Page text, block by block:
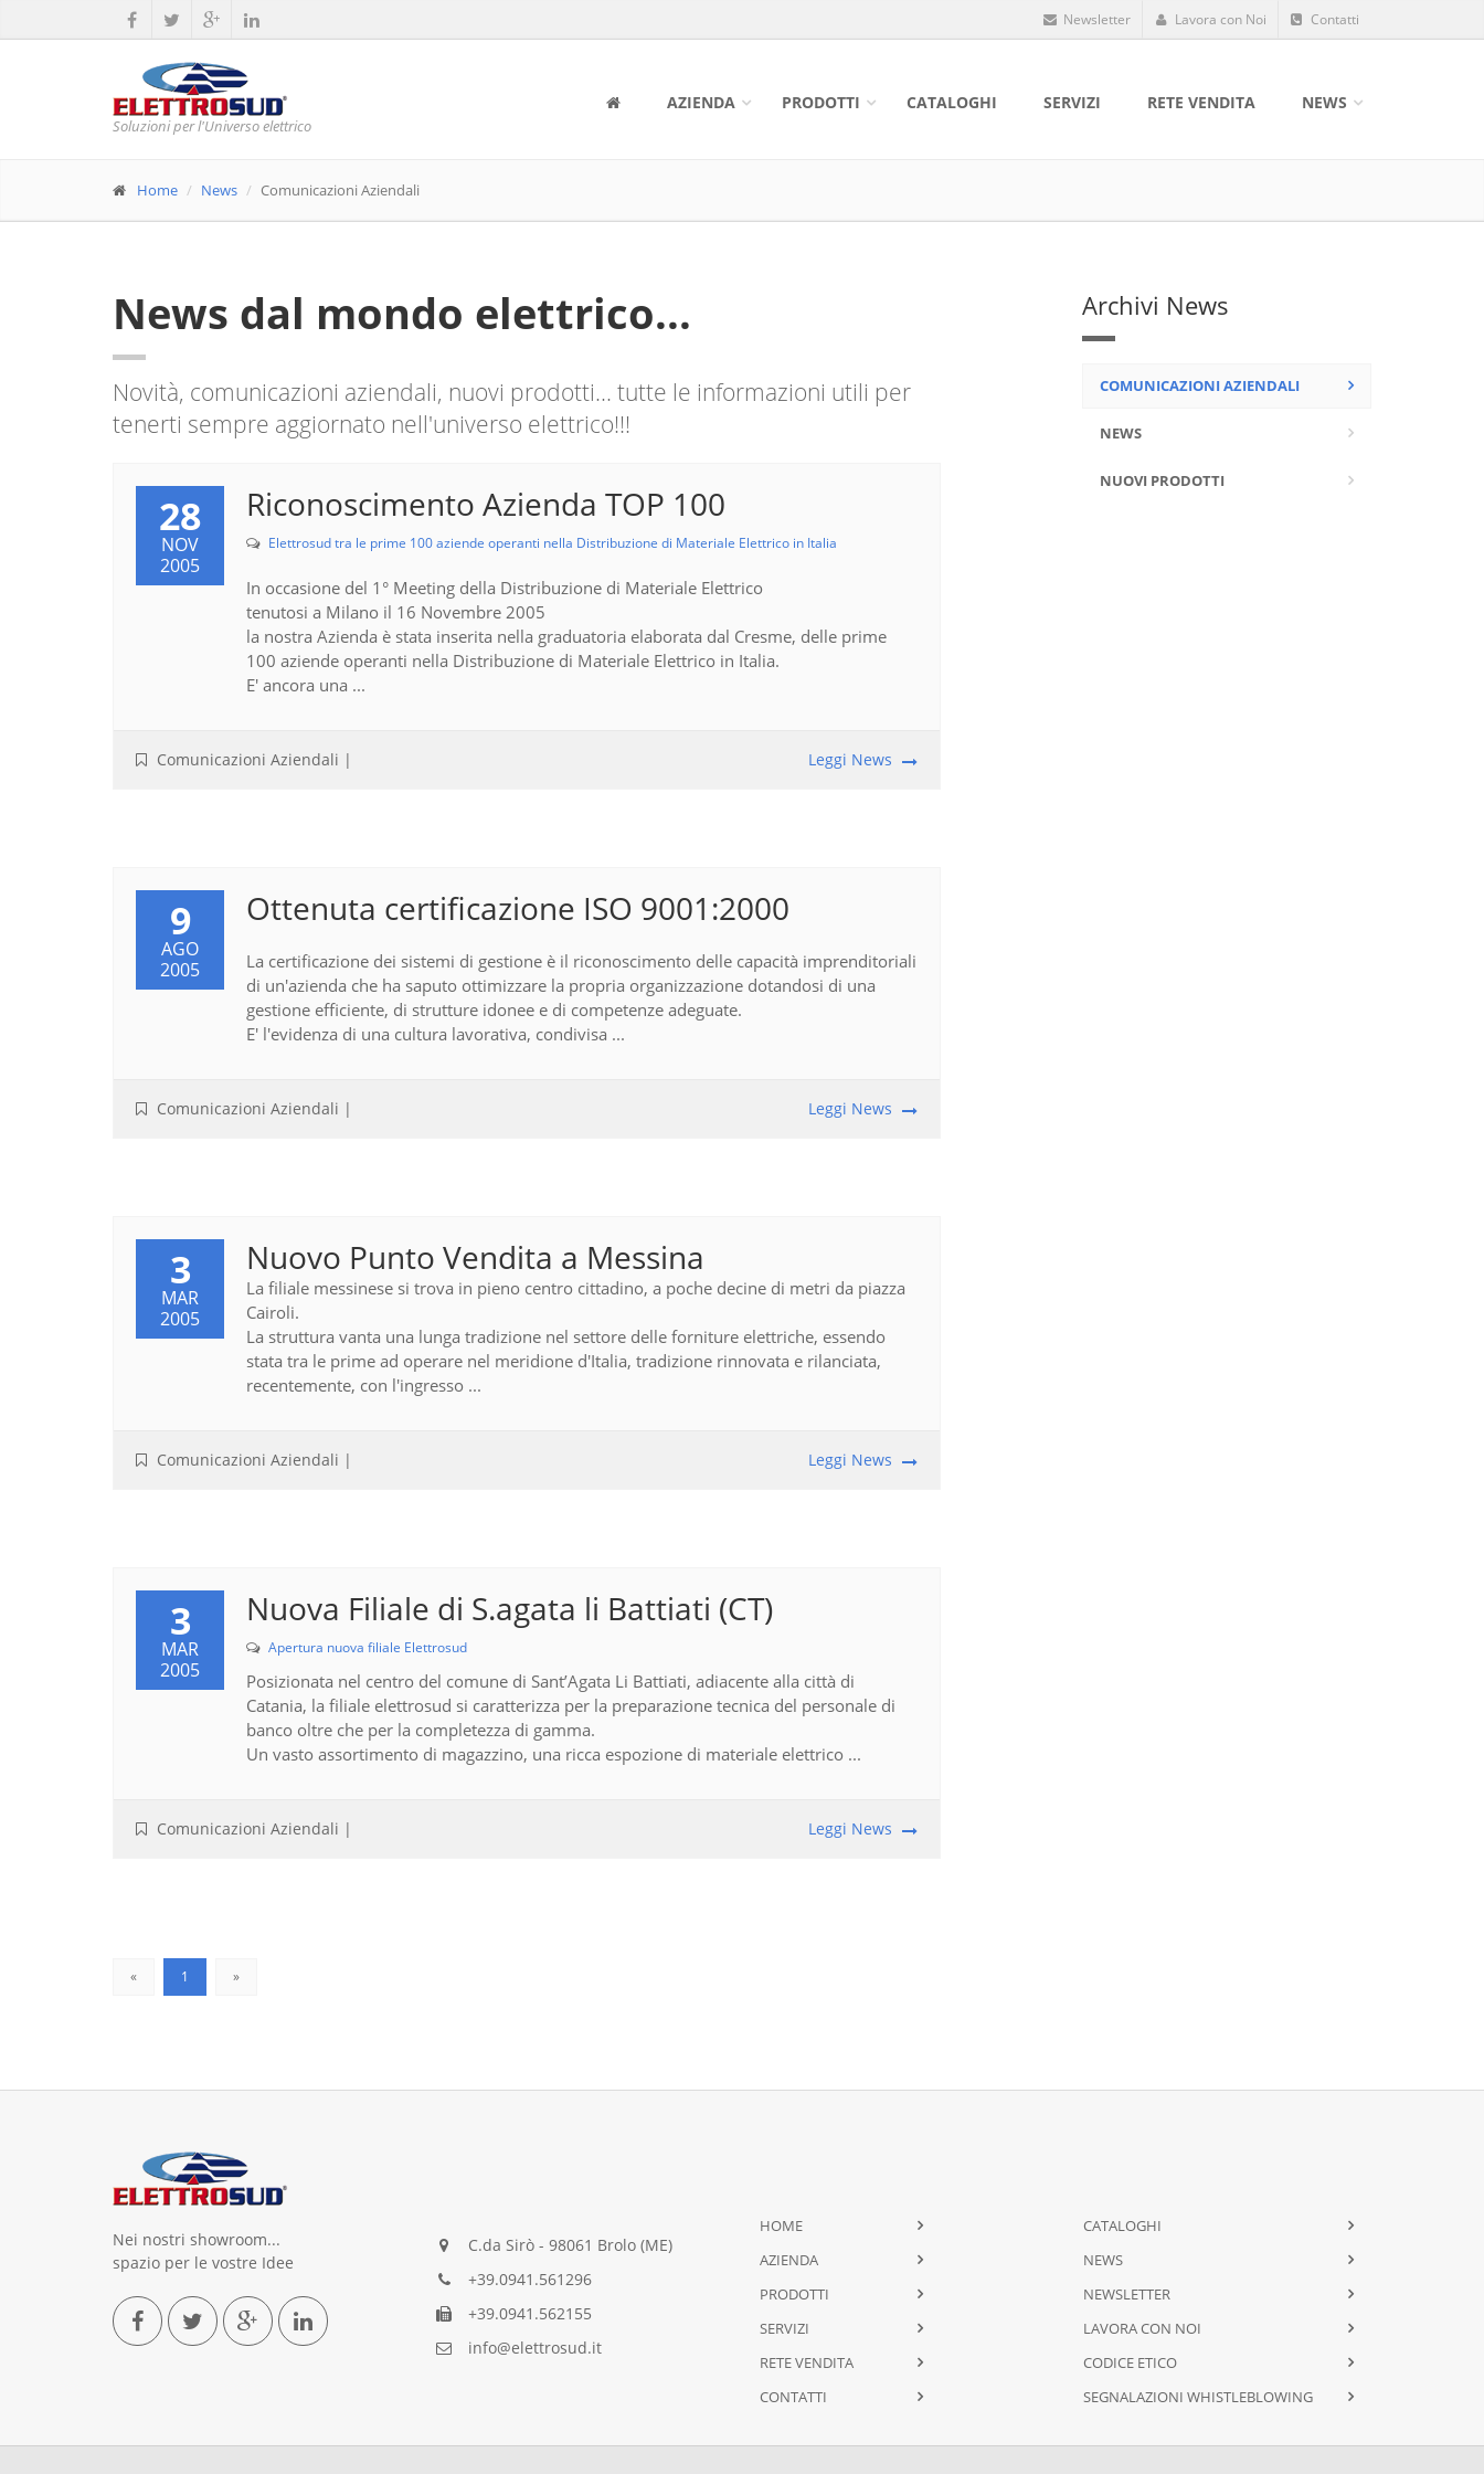
Newsletter Lavora con Noi Contatti
Soluzioni per l'Universo elettrico
AZIENDA PRODOTTI CATALOGHI SERVIZI RETE VENDITA NEWS
Home News Comunicazioni Aziendali
News dal mondo elettrico...
Novità, comunicazioni aziendali, nuovi prodotti... tutte le informazioni utili per
tenerti sempre aggiornato nell'universo elettrico!!!
28
NOV
2005
Riconoscimento Azienda TOP 100
Elettrosud tra le prime 100 aziende operanti nella Distribuzione di Materiale Elettrico in Italia
In occasione del 1° Meeting della Distribuzione di Materiale Elettrico
tenutosi a Milano il 16 Novembre 2005
la nostra Azienda è stata inserita nella graduatoria elaborata dal Cresme, delle prime
100 aziende operanti nella Distribuzione di Materiale Elettrico in Italia.
E' ancora una ...
Comunicazioni Aziendali | Leggi News
9
AGO
2005
Ottenuta certificazione ISO 9001:2000
La certificazione dei sistemi di gestione è il riconoscimento delle capacità imprenditoriali
di un'azienda che ha saputo ottimizzare la propria organizzazione dotandosi di una
gestione efficiente, di strutture idonee e di competenze adeguate.
E' l'evidenza di una cultura lavorativa, condivisa ...
Comunicazioni Aziendali | Leggi News
3
MAR
2005
Nuovo Punto Vendita a Messina
La filiale messinese si trova in pieno centro cittadino, a poche decine di metri da piazza
Cairoli.
La struttura vanta una lunga tradizione nel settore delle forniture elettriche, essendo
stata tra le prime ad operare nel meridione d'Italia, tradizione rinnovata e rilanciata,
recentemente, con l'ingresso ...
Comunicazioni Aziendali | Leggi News
3
MAR
2005
Nuova Filiale di S.agata li Battiati (CT)
Apertura nuova filiale Elettrosud
Posizionata nel centro del comune di Sant’Agata Li Battiati, adiacente alla città di
Catania, la filiale elettrosud si caratterizza per la preparazione tecnica del personale di
banco oltre che per la completezza di gamma.
Un vasto assortimento di magazzino, una ricca espozione di materiale elettrico ...
Comunicazioni Aziendali | Leggi News
« 1 »
Archivi News
COMUNICAZIONI AZIENDALI
NEWS
NUOVI PRODOTTI
Nei nostri showroom...
spazio per le vostre Idee
C.da Sirò - 98061 Brolo (ME)
+39.0941.561296
+39.0941.562155
info@elettrosud.it
HOME
AZIENDA
PRODOTTI
SERVIZI
RETE VENDITA
CONTATTI
CATALOGHI
NEWS
NEWSLETTER
LAVORA CON NOI
CODICE ETICO
SEGNALAZIONI WHISTLEBLOWING